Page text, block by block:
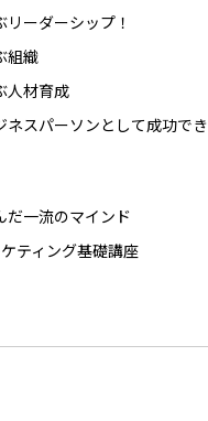
ーダーシップ！
組織
人材育成
ネスパーソンとして成功でき
だ一流のマインド
ティング基礎講座